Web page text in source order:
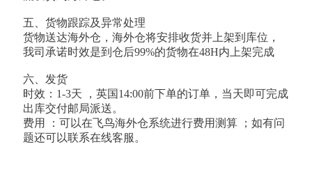
五、货物跟踪及异常处理
货物送达海外仓，海外仓将安排收货并上架到库位，
我司承诺时效是到仓后99%的货物在48H内上架完成
六、发货
时效：1-3天 ，英国14:00前下单的订单，当天即可完成
出库交付邮局派送。
费用 ：可以在飞鸟海外仓系统进行费用测算 ；如有问
题还可以联系在线客服。